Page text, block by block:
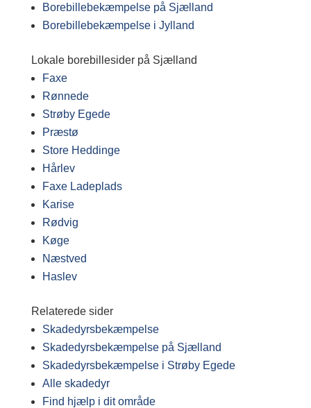
Borebillebekæmpelse på Sjælland
Borebillebekæmpelse i Jylland
Lokale borebillesider på Sjælland
Faxe
Rønnede
Strøby Egede
Præstø
Store Heddinge
Hårlev
Faxe Ladeplads
Karise
Rødvig
Køge
Næstved
Haslev
Relaterede sider
Skadedyrsbekæmpelse
Skadedyrsbekæmpelse på Sjælland
Skadedyrsbekæmpelse i Strøby Egede
Alle skadedyr
Find hjælp i dit område